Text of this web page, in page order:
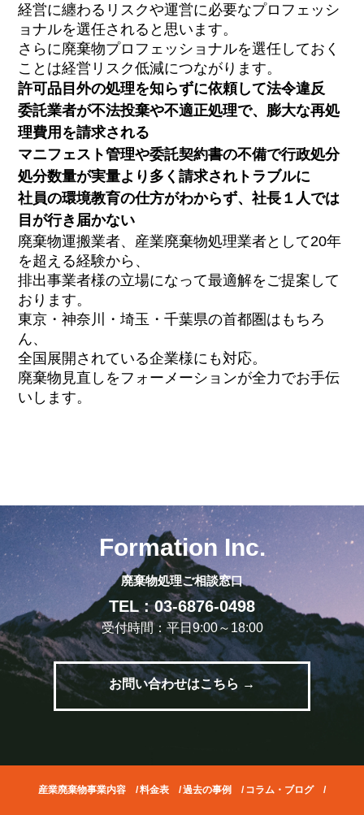
経営に纏わるリスクや運営に必要なプロフェッシ
ョナルを選任されると思います。
さらに廃棄物プロフェッショナルを選任しておく
ことは経営リスク低減につながります。
許可品目外の処理を知らずに依頼して法令違反
委託業者が不法投棄や不適正処理で、膨大な再処
理費用を請求される
マニフェスト管理や委託契約書の不備で行政処分
処分数量が実量より多く請求されトラブルに
社員の環境教育の仕方がわからず、社長１人では
目が行き届かない
廃棄物運搬業者、産業廃棄物処理業者として20年
を超える経験から、
排出事業者様の立場になって最適解をご提案して
おります。
東京・神奈川・埼玉・千葉県の首都圏はもちろ
ん、
全国展開されている企業様にも対応。
廃棄物見直しをフォーメーションが全力でお手伝
いします。
Formation Inc.
廃棄物処理ご相談窓口
TEL : 03-6876-0498
受付時間：平日9:00～18:00
お問い合わせはこちら →
産業廃棄物事業内容/料金表/過去の事例 / コラム・ブログ/